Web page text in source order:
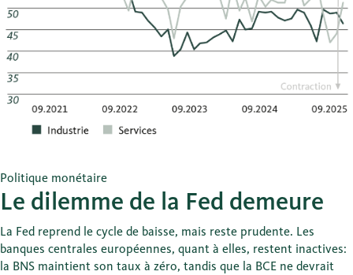
Politique monétaire
Le dilemme de la Fed demeure
La Fed reprend le cycle de baisse, mais reste prudente. Les
banques centrales européennes, quant à elles, restent inactives:
la BNS maintient son taux à zéro, tandis que la BCE ne devrait